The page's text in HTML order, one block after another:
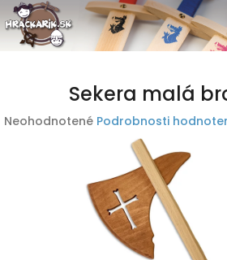
Prejsť
na
obsah
Sekera malá
Priemerné
Neohodnotené Podrobnosti